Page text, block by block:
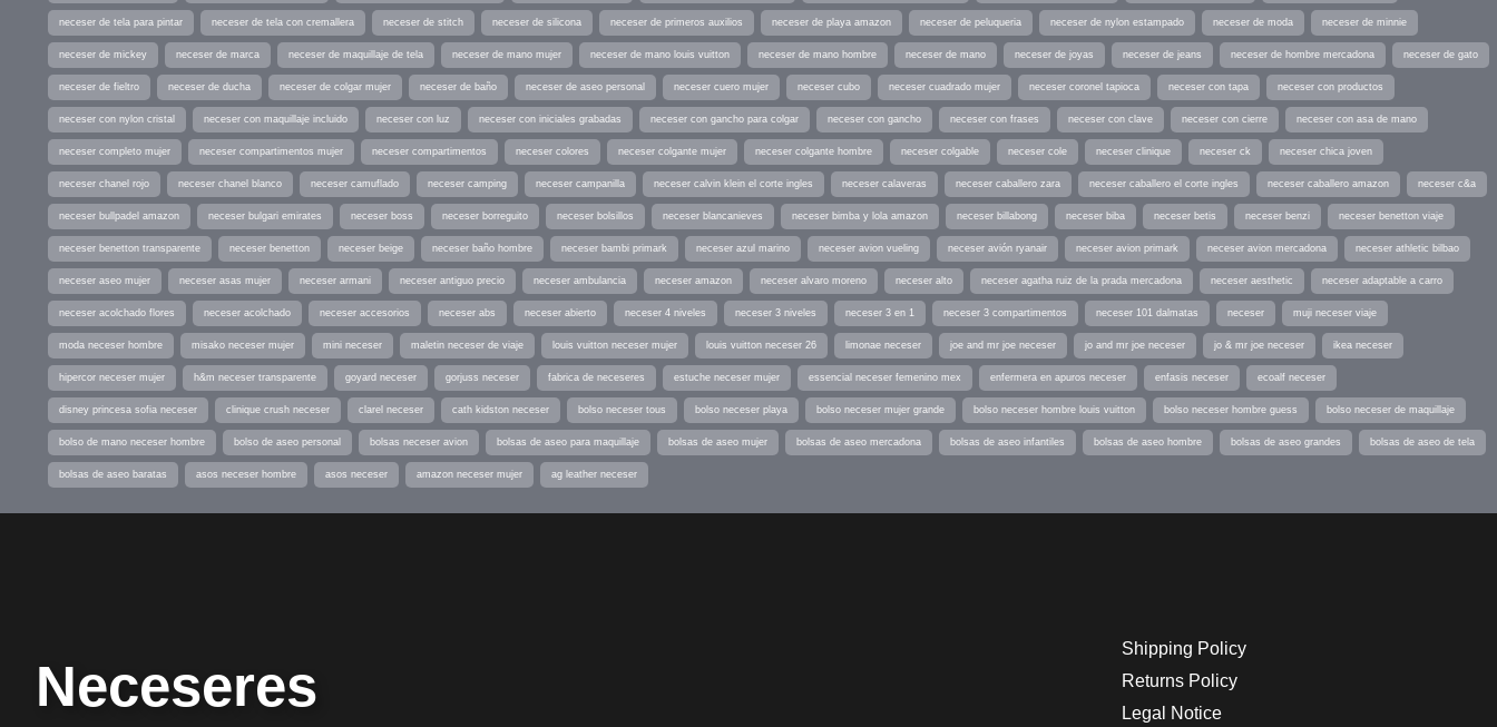
neceser de tela para pintar neceser de tela con cremallera neceser de stitch neceser de silicona neceser de primeros auxilios neceser de playa amazon neceser de peluqueria neceser de nylon estampado neceser de moda neceser de minnie
neceser de mickey neceser de marca neceser de maquillaje de tela neceser de mano mujer neceser de mano louis vuitton neceser de mano hombre neceser de mano neceser de joyas neceser de jeans neceser de hombre mercadona neceser de gato
neceser de fieltro neceser de ducha neceser de colgar mujer neceser de baño neceser de aseo personal neceser cuero mujer neceser cubo neceser cuadrado mujer neceser coronel tapioca neceser con tapa neceser con productos
neceser con nylon cristal neceser con maquillaje incluido neceser con luz neceser con iniciales grabadas neceser con gancho para colgar neceser con gancho neceser con frases neceser con clave neceser con cierre neceser con asa de mano
neceser completo mujer neceser compartimentos mujer neceser compartimentos neceser colores neceser colgante mujer neceser colgante hombre neceser colgable neceser cole neceser clinique neceser ck neceser chica joven
neceser chanel rojo neceser chanel blanco neceser camuflado neceser camping neceser campanilla neceser calvin klein el corte ingles neceser calaveras neceser caballero zara neceser caballero el corte ingles neceser caballero amazon neceser c&a
neceser bullpadel amazon neceser bulgari emirates neceser boss neceser borreguito neceser bolsillos neceser blancanieves neceser bimba y lola amazon neceser billabong neceser biba neceser betis neceser benzi neceser benetton viaje
neceser benetton transparente neceser benetton neceser beige neceser baño hombre neceser bambi primark neceser azul marino neceser avion vueling neceser avión ryanair neceser avion primark neceser avion mercadona neceser athletic bilbao
neceser aseo mujer neceser asas mujer neceser armani neceser antiguo precio neceser ambulancia neceser amazon neceser alvaro moreno neceser alto neceser agatha ruiz de la prada mercadona neceser aesthetic neceser adaptable a carro
neceser acolchado flores neceser acolchado neceser accesorios neceser abs neceser abierto neceser 4 niveles neceser 3 niveles neceser 3 en 1 neceser 3 compartimentos neceser 101 dalmatas neceser muji neceser viaje
moda neceser hombre misako neceser mujer mini neceser maletin neceser de viaje louis vuitton neceser mujer louis vuitton neceser 26 limonae neceser joe and mr joe neceser jo and mr joe neceser jo & mr joe neceser ikea neceser
hipercor neceser mujer h&m neceser transparente goyard neceser gorjuss neceser fabrica de neceseres estuche neceser mujer essencial neceser femenino mex enfermera en apuros neceser enfasis neceser ecoalf neceser
disney princesa sofia neceser clinique crush neceser clarel neceser cath kidston neceser bolso neceser tous bolso neceser playa bolso neceser mujer grande bolso neceser hombre louis vuitton bolso neceser hombre guess bolso neceser de maquillaje
bolso de mano neceser hombre bolso de aseo personal bolsas neceser avion bolsas de aseo para maquillaje bolsas de aseo mujer bolsas de aseo mercadona bolsas de aseo infantiles bolsas de aseo hombre bolsas de aseo grandes bolsas de aseo de tela
bolsas de aseo baratas asos neceser hombre asos neceser amazon neceser mujer ag leather neceser
Neceseres
Shipping Policy
Returns Policy
Legal Notice